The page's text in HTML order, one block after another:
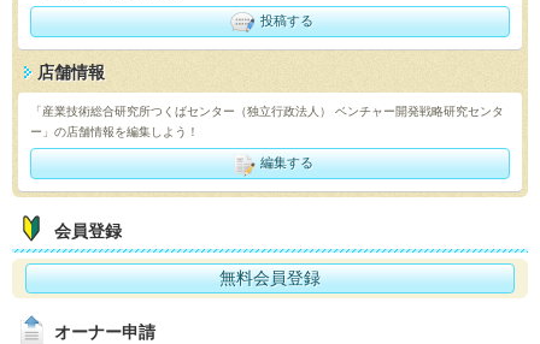
投稿する
店舗情報
「産業技術総合研究所つくばセンター（独立行政法人） ベンチャー開発戦略研究センタ
ー」の店舗情報を編集しよう！
編集する
会員登録
無料会員登録
オーナー申請